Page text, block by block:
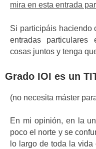
mira en esta entrada
Si participáis haciendo
entradas particulares
cosas juntos y tenga
Grado IOI es un
(no necesita máster
En mi opinión, en la
poco el norte y se
lo largo de toda la